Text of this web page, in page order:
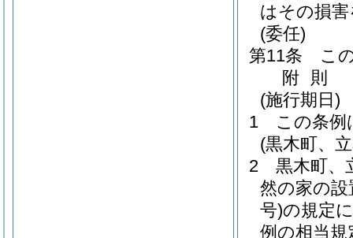
はその損
(委任)
第11条
こ
附 則
(施行期日)
1
この条例
(黒木町、
2
黒木町、
然の家の
号)の規定
例の相当